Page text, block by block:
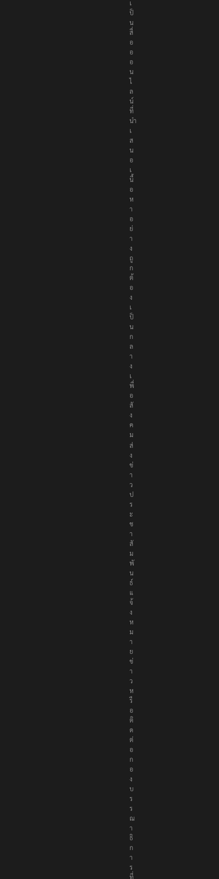
เ
ป็
น
สื่
อ
อ
อ
น
ไ
ล
น์
ที่
นำ
เ
ส
น
อ
เ
นื้
อ
ห
า
อ
ย่
า
ง
ถู
ก
ต้
อ
ง
เ
ป็
น
ก
ล
า
ง
เ
พื่
อ
สั
ง
ค
ม
ส่
ง
ข่
า
ว
ป
ร
ะ
ช
า
สั
ม
พั
น
ธ์
แ
จ้
ง
ห
ม
า
ย
ข่
า
ว
ห
รื
อ
ติ
ด
ต่
อ
ก
อ
ง
บ
ร
ร
ณ
า
ธิ
ก
า
ร
ที่